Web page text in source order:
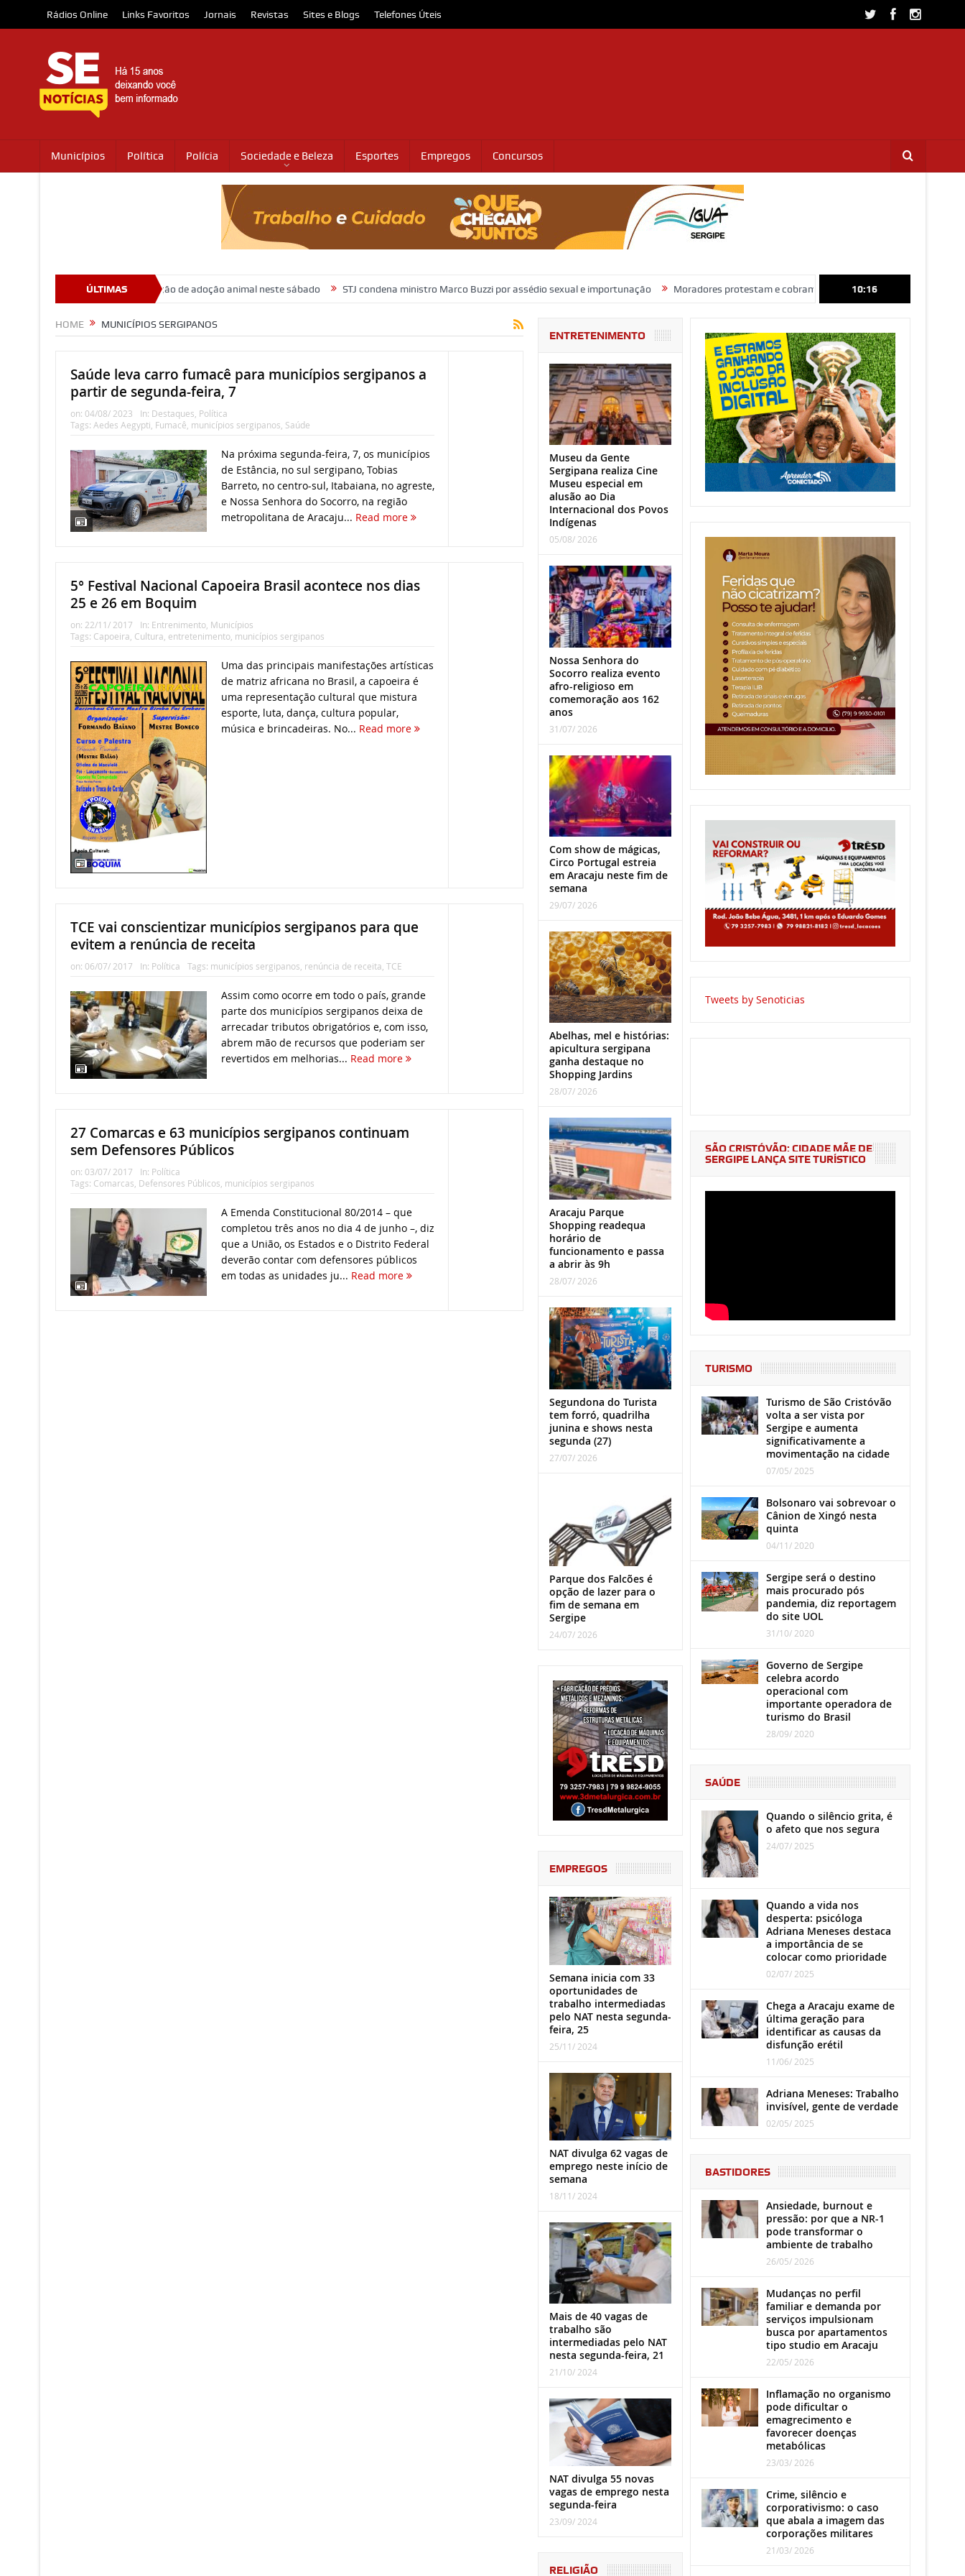
Rádios Online Links Favoritos Jornais Revistas Sites e Blogs Telefones Úteis
Municípios Política Polícia Sociedade e Beleza Esportes Empregos Concursos
ÚLTIMAS
Jardins promovem ação de adoção animal neste sábado STJ condena ministro Marco Buzzi por assédio sexual e importunação Moradores protestam e cobram regularização de terrenos, água e energia
10:16
HOME MUNICÍPIOS SERGIPANOS
Saúde leva carro fumacê para municípios sergipanos a
partir de segunda-feira, 7
on: 04/08/ 2023 In: Destaques Política
Tags: Aedes Aegypti Fumacê municípios sergipanos Saúde
Na próxima segunda-feira, 7, os municípios
de Estância, no sul sergipano, Tobias
Barreto, no centro-sul, Itabaiana, no agreste,
e Nossa Senhora do Socorro, na região
metropolitana de Aracaju... Read more
5° Festival Nacional Capoeira Brasil acontece nos dias
25 e 26 em Boquim
on: 22/11/ 2017 In: Entrenimento, Municípios
Tags: Capoeira Cultura entretenimento, municípios sergipanos
Uma das principais manifestações artísticas
de matriz africana no Brasil, a capoeira é
uma representação cultural que mistura
esporte, luta, dança, cultura popular,
música e brincadeiras. No... Read more
TCE vai conscientizar municípios sergipanos para que
evitem a renúncia de receita
on: 06/07/ 2017 In: Política Tags: municípios sergipanos renúncia de receita TCE
Assim como ocorre em todo o país, grande
parte dos municípios sergipanos deixa de
arrecadar tributos obrigatórios e, com isso,
abrem mão de recursos que poderiam ser
revertidos em melhorias... Read more
27 Comarcas e 63 municípios sergipanos continuam
sem Defensores Públicos
on: 03/07/ 2017 In: Política
Tags: Comarcas Defensores Públicos municípios sergipanos
A Emenda Constitucional 80/2014 – que
completou três anos no dia 4 de junho –, diz
que a União, os Estados e o Distrito Federal
deverão contar com defensores públicos
em todas as unidades ju... Read more
ENTRETENIMENTO
Museu da Gente
Sergipana realiza Cine
Museu especial em
alusão ao Dia
Internacional dos Povos
Indígenas
05/08/ 2026
Nossa Senhora do
Socorro realiza evento
afro-religioso em
comemoração aos 162
anos
31/07/ 2026
Com show de mágicas,
Circo Portugal estreia
em Aracaju neste fim de
semana
29/07/ 2026
Abelhas, mel e histórias:
apicultura sergipana
ganha destaque no
Shopping Jardins
28/07/ 2026
Aracaju Parque
Shopping readequa
horário de
funcionamento e passa
a abrir às 9h
28/07/ 2026
Segundona do Turista
tem forró, quadrilha
junina e shows nesta
segunda (27)
27/07/ 2026
Parque dos Falcões é
opção de lazer para o
fim de semana em
Sergipe
24/07/ 2026
EMPREGOS
Semana inicia com 33
oportunidades de
trabalho intermediadas
pelo NAT nesta segunda-
feira, 25
25/11/ 2024
NAT divulga 62 vagas de
emprego neste início de
semana
18/11/ 2024
Mais de 40 vagas de
trabalho são
intermediadas pelo NAT
nesta segunda-feira, 21
21/10/ 2024
NAT divulga 55 novas
vagas de emprego nesta
segunda-feira
23/09/ 2024
RELIGIÃO
Tweets by Senoticias
SÃO CRISTÓVÃO: CIDADE MÃE DE
SERGIPE LANÇA SITE TURÍSTICO
TURISMO
Turismo de São Cristóvão
volta a ser vista por
Sergipe e aumenta
significativamente a
movimentação na cidade
07/05/ 2025
Bolsonaro vai sobrevoar o
Cânion de Xingó nesta
quinta
04/11/ 2020
Sergipe será o destino
mais procurado pós
pandemia, diz reportagem
do site UOL
31/10/ 2020
Governo de Sergipe
celebra acordo
operacional com
importante operadora de
turismo do Brasil
28/09/ 2020
SAÚDE
Quando o silêncio grita, é
o afeto que nos segura
24/07/ 2025
Quando a vida nos
desperta: psicóloga
Adriana Meneses destaca
a importância de se
colocar como prioridade
02/07/ 2025
Chega a Aracaju exame de
última geração para
identificar as causas da
disfunção erétil
11/06/ 2025
Adriana Meneses: Trabalho
invisível, gente de verdade
02/05/ 2025
BASTIDORES
Ansiedade, burnout e
pressão: por que a NR-1
pode transformar o
ambiente de trabalho
26/05/ 2026
Mudanças no perfil
familiar e demanda por
serviços impulsionam
busca por apartamentos
tipo studio em Aracaju
22/05/ 2026
Inflamação no organismo
pode dificultar o
emagrecimento e
favorecer doenças
metabólicas
23/03/ 2026
Crime, silêncio e
corporativismo: o caso
que abala a imagem das
corporações militares
21/03/ 2026